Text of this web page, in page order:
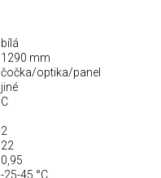
bílá
1290 mm
čočka/optika/panel
jiné
C
2
22
0,95
-25-45 °C